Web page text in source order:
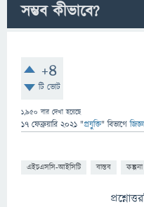
সম্ভব কীভাবে?
+4
টি ভোট
1,950 বার দেখা হয়েছে
17 ফেব্রুয়ারি 2021 "প্রযুক্তি" বিভাগে
এইচএসসি-আইসিটি বাস্তব কল্পনা